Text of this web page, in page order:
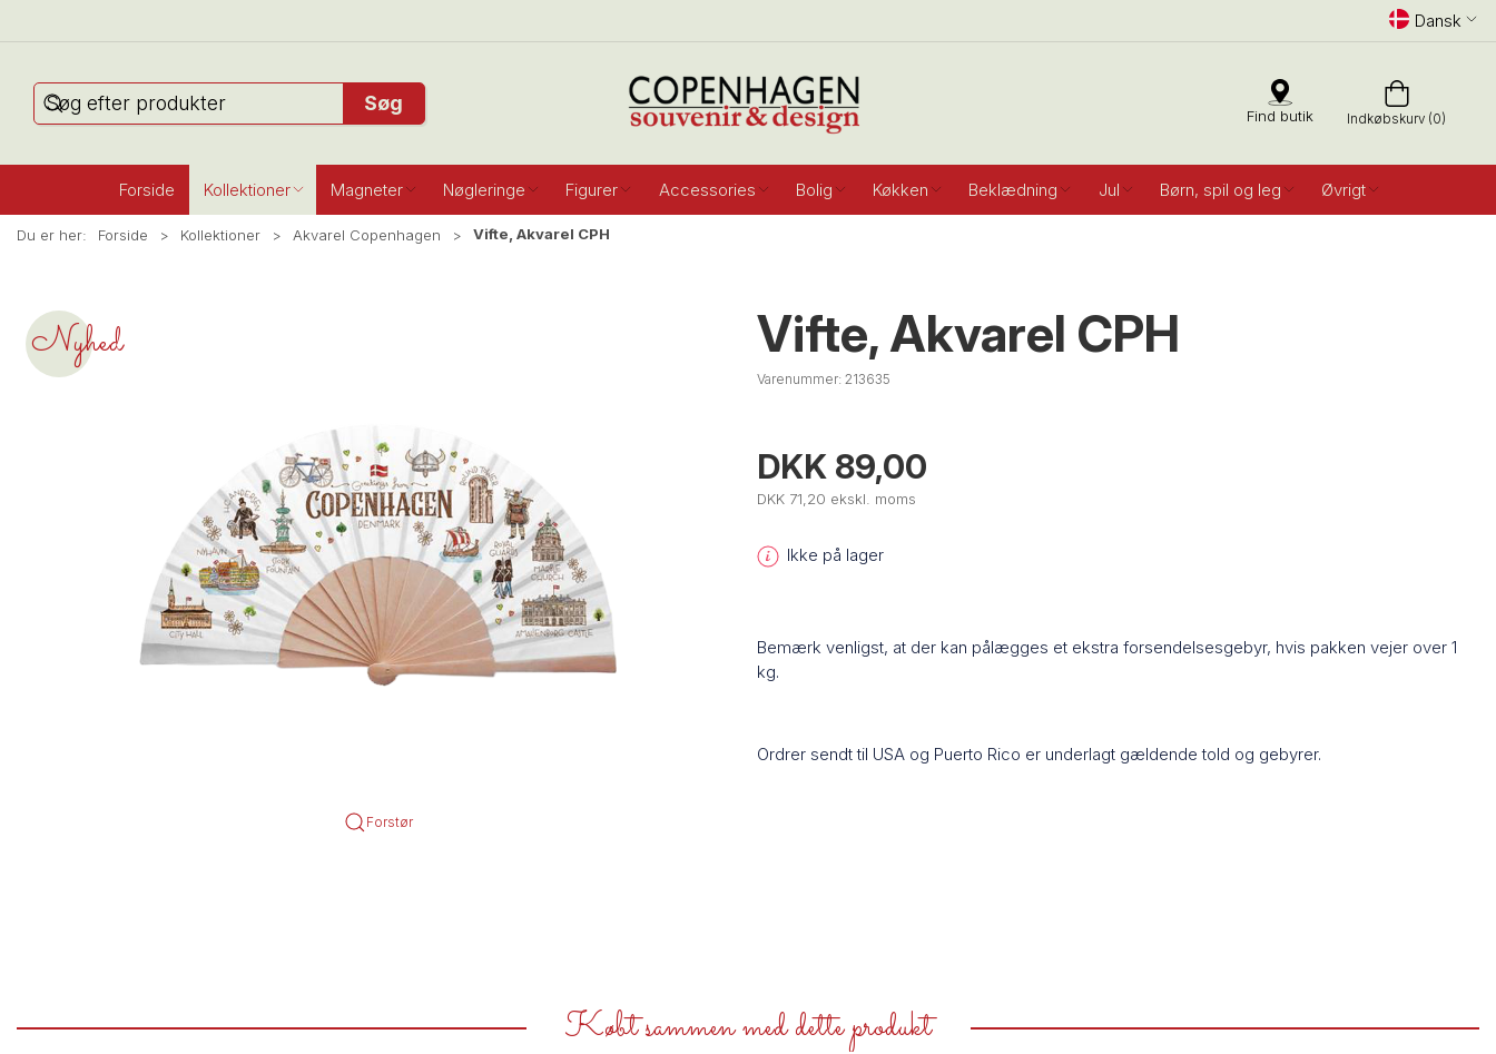
Dansk
Søg
Find butik Indkøbskurv (0)
Forside Kollektioner Magneter Nøgleringe Figurer Accessories Bolig Køkken Beklædning Jul Børn, spil og leg Øvrigt
Du er her: Forside Kollektioner Akvarel Copenhagen Vifte, Akvarel CPH
Nyhed
Forstør
Vifte, Akvarel CPH
Varenummer: 213635
DKK 89,00
DKK 71,20 ekskl. moms
Ikke på lager
Bemærk venligst, at der kan pålægges et ekstra forsendelsesgebyr, hvis pakken vejer over 1
kg.
Ordrer sendt til USA og Puerto Rico er underlagt gældende told og gebyrer.
Købt sammen med dette produkt